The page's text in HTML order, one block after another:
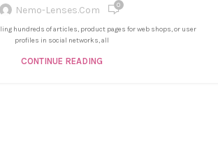
Nemo-Lenses.com 0
hundreds of articles, product pages for web shops, or user
profiles in social networks, all
CONTINUE READING